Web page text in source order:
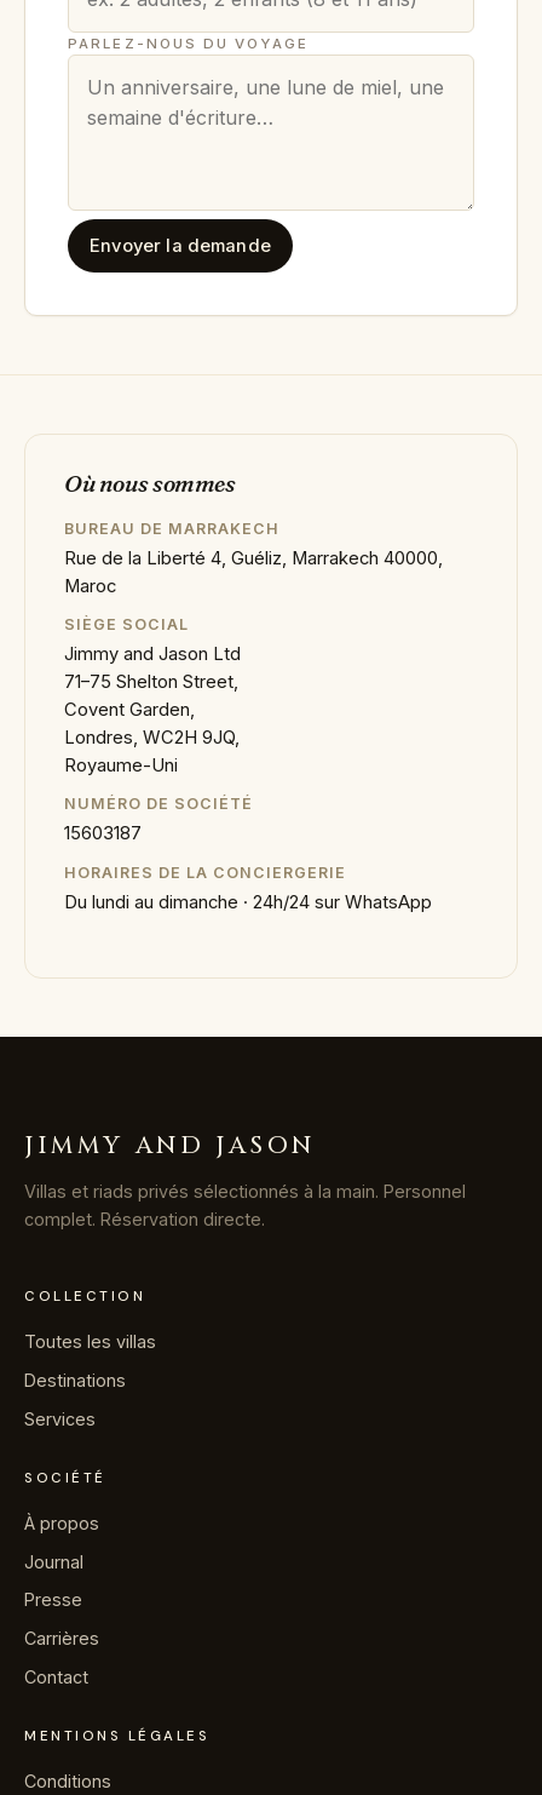
PARLEZ-NOUS DU VOYAGE
Envoyer la demande
Où nous sommes
BUREAU DE MARRAKECH
Rue de la Liberté 4, Guéliz, Marrakech 40000,
Maroc
SIÈGE SOCIAL
Jimmy and Jason Ltd
71–75 Shelton Street,
Covent Garden,
Londres, WC2H 9JQ,
Royaume-Uni
NUMÉRO DE SOCIÉTÉ
15603187
HORAIRES DE LA CONCIERGERIE
Du lundi au dimanche · 24h/24 sur WhatsApp
JIMMY AND JASON
Villas et riads privés sélectionnés à la main. Personnel
complet. Réservation directe.
COLLECTION
Toutes les villas
Destinations
Services
SOCIÉTÉ
À propos
Journal
Presse
Carrières
Contact
MENTIONS LÉGALES
Conditions